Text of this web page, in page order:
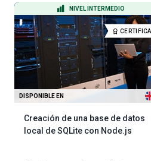
NIVEL INTERMEDIO
DISPONIBLE EN
Creación de una base de datos
local de SQLite con Node.js